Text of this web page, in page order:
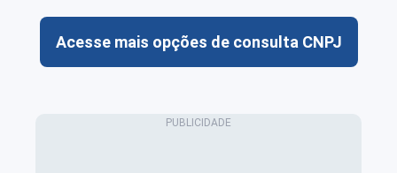
Acesse mais opções de consulta CNPJ